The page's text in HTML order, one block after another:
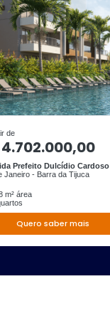
de
4.702.000,00
Prefeito Dulcídio Cardoso
Janeiro - Barra da Tijuca
m² área
Quero saber mais